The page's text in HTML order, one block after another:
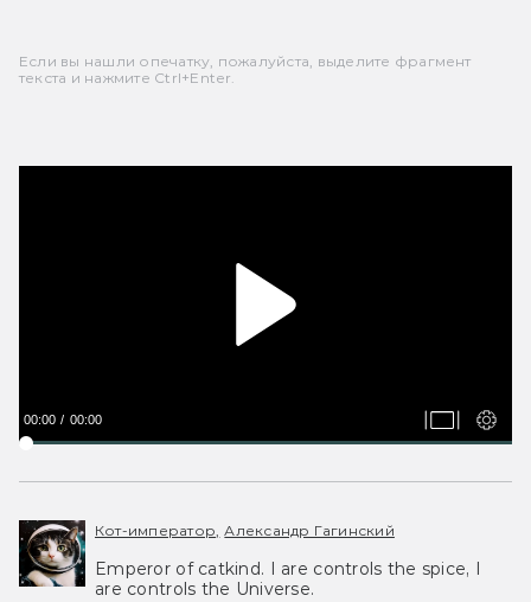
Если вы нашли опечатку, пожалуйста, выделите фрагмент
текста и нажмите Ctrl+Enter.
00:00 00:00
Кот-император, Александр Гагинский
Emperor of catkind. I are controls the spice, I
are controls the Universe.